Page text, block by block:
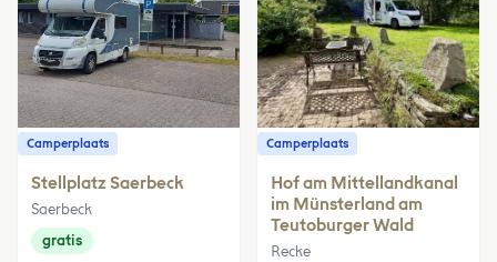
Camperplaats
Stellplatz Saerbeck
Saerbeck
gratis
Camperplaats
Hof am Mittellandkanal
im Münsterland am
Teutoburger Wald
Recke